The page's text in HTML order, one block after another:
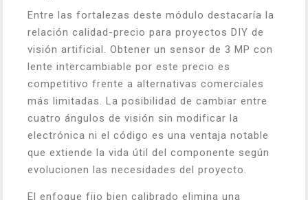
Entre las fortalezas deste módulo destacaría la
relación calidad-precio para proyectos DIY de
visión artificial. Obtener un sensor de 3 MP con
lente intercambiable por este precio es
competitivo frente a alternativas comerciales
más limitadas. La posibilidad de cambiar entre
cuatro ángulos de visión sin modificar la
electrónica ni el código es una ventaja notable
que extiende la vida útil del componente según
evolucionen las necesidades del proyecto.
El enfoque fijo bien calibrado elimina una